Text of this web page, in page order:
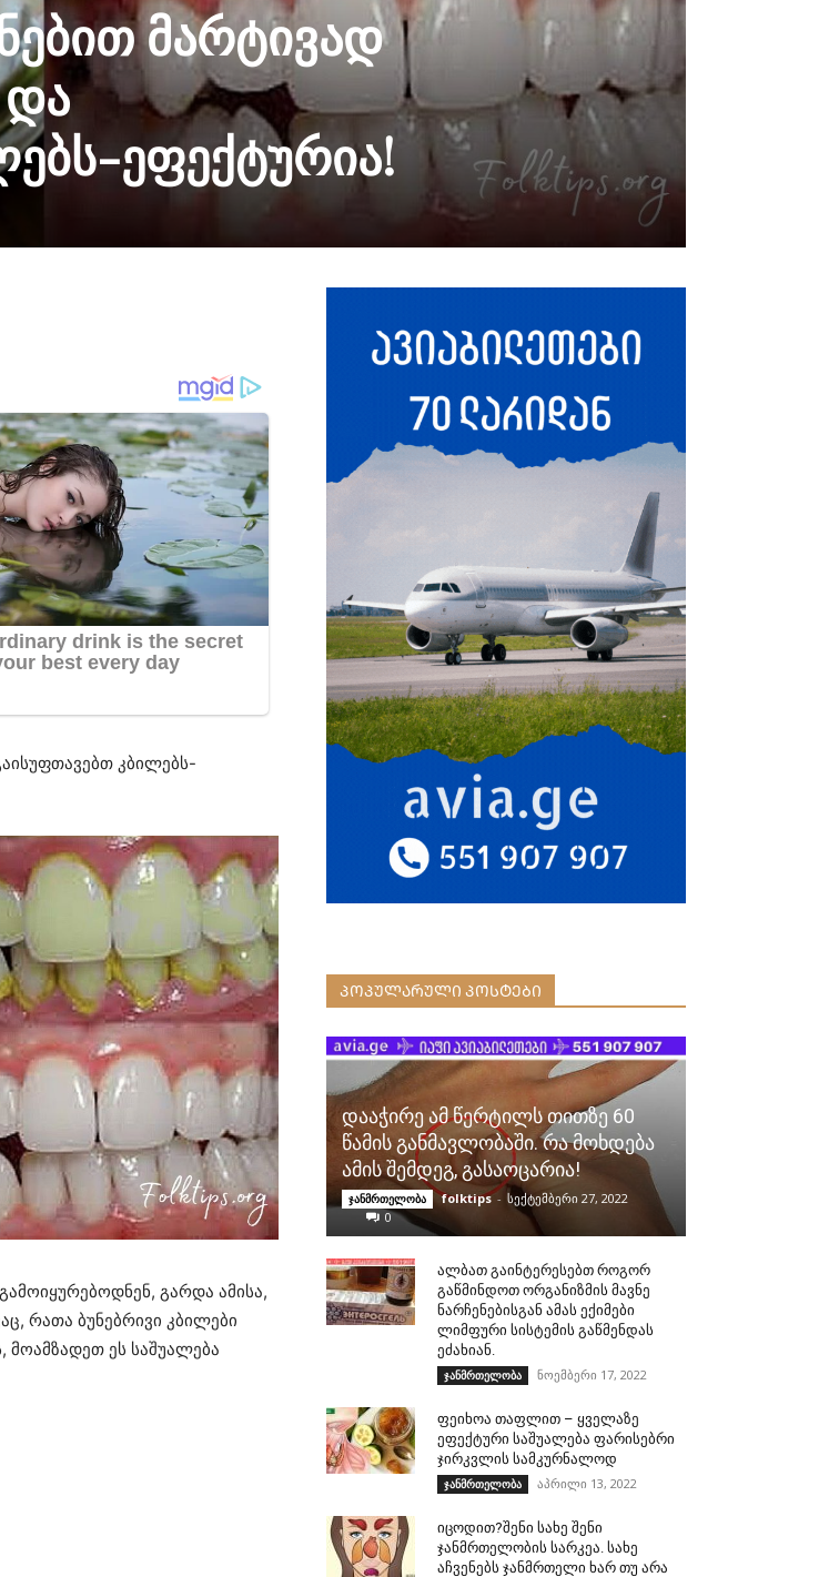
მარტივად
ეფექტურია!
კბილებს-
გარდა ამისა,
რათა ბუნებრივი კბილები
ეს საშუალება
ᲞᲝᲞᲣᲚᲐᲠᲣᲚᲘ ᲞᲝᲡᲢᲔᲑᲘ
დააჭირე ამ წერტილს თითზე 60
წამის განმავლობაში. რა მოხდება
ამის შემდეგ, გასაოცარია!
ჯანმრთელობა folktips - სექტემბერი 27, 2022
0
ალბათ გაინტერესებთ როგორ
გაწმინდოთ ორგანიზმის მავნე
ნარჩენებისგან ამას ექიმები
ლიმფური სისტემის გაწმენდას
ეძახიან.
ჯანმრთელობა ნოემბერი 17, 2022
ფეიხოა თაფლით – ყველაზე
ეფექტური საშუალება ფარისებრი
ჯირკვლის სამკურნალოდ
ჯანმრთელობა აპრილი 13, 2022
იცოდით?შენი სახე შენი
ჯანმრთელობის სარკეა. სახე
აჩვენებს ჯანმრთელი ხარ თუ არა